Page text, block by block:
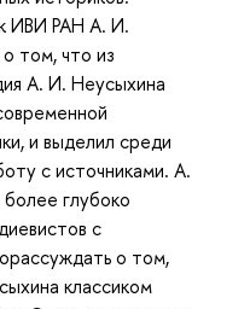
ИВИ РАН А. И.
том, что из
А. И. Неусыхина
и выделил среди
с источниками. А.
глубоко
с
о том,
классиком